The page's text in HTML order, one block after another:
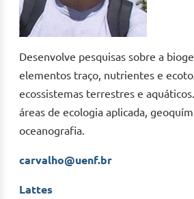
Desenvolve pesquisas sobre a
elementos traço, nutrientes e
ecossistemas terrestres e
áreas de ecologia aplicada,
oceanografia.
carvalho@uenf.br
Lattes